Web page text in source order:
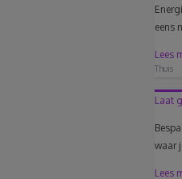
eens
Lees
Thuis
Laat
waar
Lees